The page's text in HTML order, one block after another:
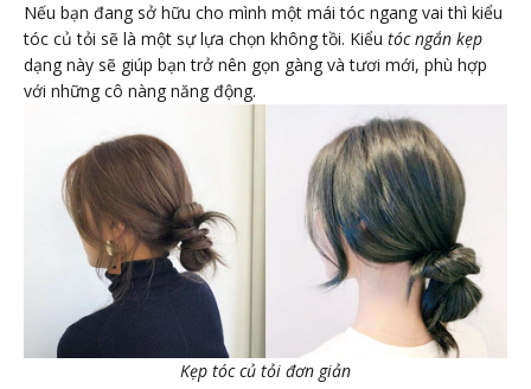
Nếu bạn đang sở hữu cho mình một mái tóc ngang vai thì kiểu
tóc củ tỏi sẽ là một sự lựa chọn không tồi. Kiểu tóc ngắn kẹp
dạng này sẽ giúp bạn trở nên gọn gàng và tươi mới, phù hợp
với những cô nàng năng động.
Kẹp tóc củ tỏi đơn giản